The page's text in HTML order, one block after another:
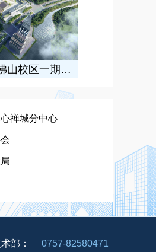
厦
禅城分中心
部： 0757-82580471